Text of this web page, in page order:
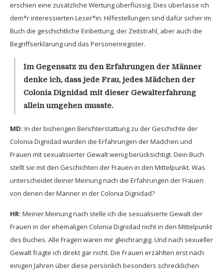
erschien eine zusätzliche Wertung überflüssig. Dies überlasse ich
dem*r interessierten Leser*in. Hilfestellungen sind dafür sicher im
Buch die geschichtliche Einbettung, der Zeitstrahl, aber auch die
Begriffserklärung und das Personenregister.
Im Gegensatz zu den Erfahrungen der Männer
denke ich, dass jede Frau, jedes Mädchen der
Colonia Dignidad mit dieser Gewalterfahrung
allein umgehen musste.
MD: In der bisherigen Berichterstattung zu der Geschichte der
Colonia Dignidad wurden die Erfahrungen der Mädchen und
Frauen mit sexualisierter Gewalt wenig berücksichtigt. Dein Buch
stellt sie mit den Geschichten der Frauen in den Mittelpunkt. Was
unterscheidet deiner Meinung nach die Erfahrungen der Frauen
von denen der Männer in der Colonia Dignidad?
HR: Meiner Meinung nach stelle ich die sexualisierte Gewalt der
Frauen in der ehemaligen Colonia Dignidad nicht in den Mittelpunkt
des Buches. Alle Fragen waren mir gleichrangig. Und nach sexueller
Gewalt fragte ich direkt gar nicht. Die Frauen erzählten erst nach
einigen Jahren über diese persönlich besonders schrecklichen